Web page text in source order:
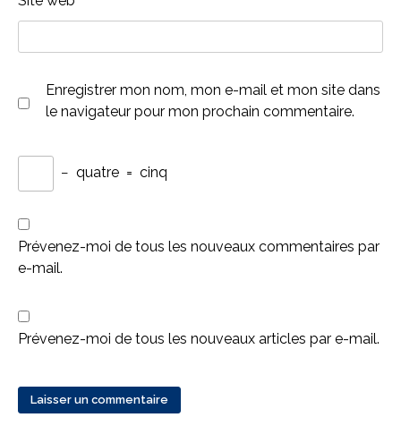
Enregistrer mon nom, mon e-mail et mon site dans
le navigateur pour mon prochain commentaire.
− quatre = cinq
Prévenez-moi de tous les nouveaux commentaires par
e-mail.
Prévenez-moi de tous les nouveaux articles par e-mail.